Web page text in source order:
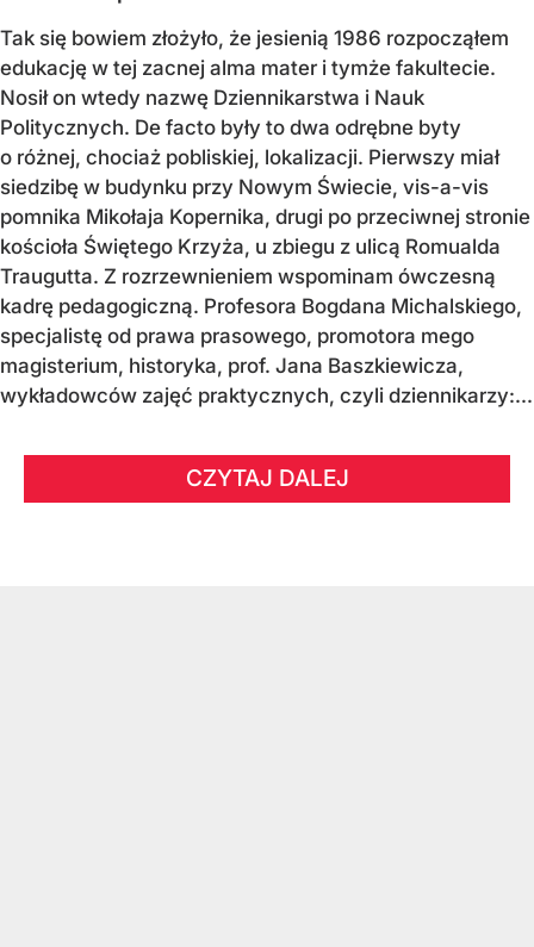
Tak się bowiem złożyło, że jesienią 1986 rozpocząłem
edukację w tej zacnej alma mater i tymże fakultecie.
Nosił on wtedy nazwę Dziennikarstwa i Nauk
Politycznych. De facto były to dwa odrębne byty
o różnej, chociaż pobliskiej, lokalizacji. Pierwszy miał
siedzibę w budynku przy Nowym Świecie, vis-a-vis
pomnika Mikołaja Kopernika, drugi po przeciwnej stronie
kościoła Świętego Krzyża, u zbiegu z ulicą Romualda
Traugutta. Z rozrzewnieniem wspominam ówczesną
kadrę pedagogiczną. Profesora Bogdana Michalskiego,
specjalistę od prawa prasowego, promotora mego
magisterium, historyka, prof. Jana Baszkiewicza,
wykładowców zajęć praktycznych, czyli dziennikarzy:...
CZYTAJ DALEJ